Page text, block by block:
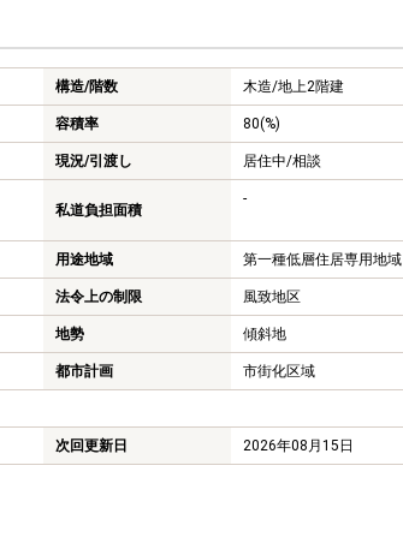
構造/階数 木造/地上2階建
容積率 80(%)
現況/引渡し 居住中/相談
私道負担面積
-
用途地域 第一種低層住居専用地域
法令上の制限 風致地区
地勢 傾斜地
都市計画 市街化区域
次回更新日
2026年08月15日